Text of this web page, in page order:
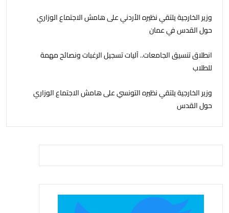
وزير الخارجية يلتقي نظيره الأردني على هامش الاجتماع الوزاري
حول القدس في عمان
انطلاق تنسيق الجامعات.. آليات تسجيل الرغبات ونصائح مهمة
للطلاب
وزير الخارجية يلتقي نظيره التونسي على هامش الاجتماع الوزاري
حول القدس